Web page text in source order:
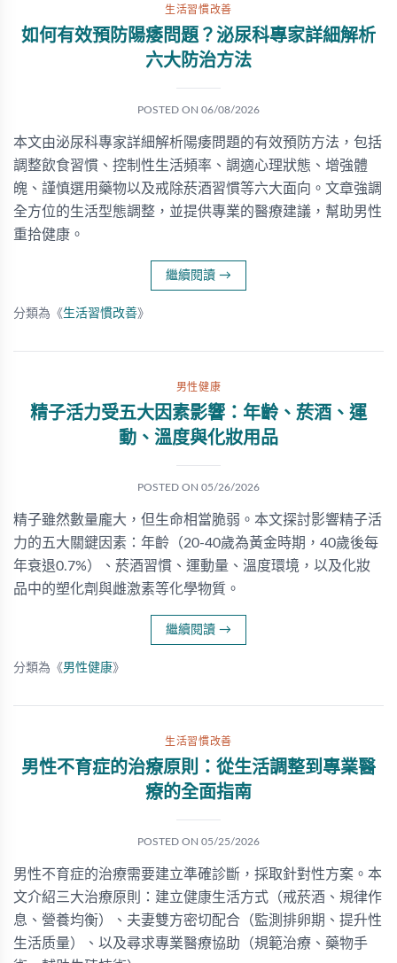
生活習慣改善
如何有效預防陽痿問題？泌尿科專家詳細解析
六大防治方法
POSTED ON 06/08/2026
本文由泌尿科專家詳細解析陽痿問題的有效預防方法，包括
調整飲食習慣、控制性生活頻率、調適心理狀態、增強體
魄、謹慎選用藥物以及戒除菸酒習慣等六大面向。文章強調
全方位的生活型態調整，並提供專業的醫療建議，幫助男性
重拾健康。
繼續閱讀 →
分類為《生活習慣改善》
男性健康
精子活力受五大因素影響：年齡、菸酒、運
動、溫度與化妝用品
POSTED ON 05/26/2026
精子雖然數量龐大，但生命相當脆弱。本文探討影響精子活
力的五大關鍵因素：年齡（20-40歲為黃金時期，40歲後每
年衰退0.7%）、菸酒習慣、運動量、溫度環境，以及化妝
品中的塑化劑與雌激素等化學物質。
繼續閱讀 →
分類為《男性健康》
生活習慣改善
男性不育症的治療原則：從生活調整到專業醫
療的全面指南
POSTED ON 05/25/2026
男性不育症的治療需要建立準確診斷，採取針對性方案。本
文介紹三大治療原則：建立健康生活方式（戒菸酒、規律作
息、營養均衡）、夫妻雙方密切配合（監測排卵期、提升性
生活质量）、以及尋求專業醫療協助（規範治療、藥物手